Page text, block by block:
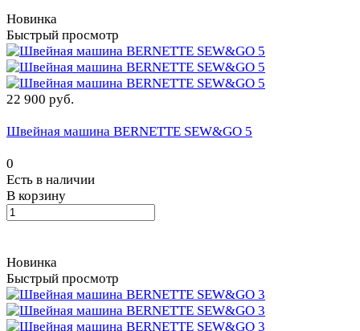
Новинка
Быстрый просмотр
22 900 руб.
Швейная машина BERNETTE SEW&GO 5
0
Есть в наличии
В корзину
Новинка
Быстрый просмотр